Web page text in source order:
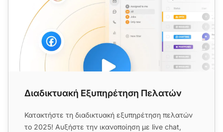
Διαδικτυακή Εξυπηρέτηση Πελατών
Κατακτήστε τη διαδικτυακή εξυπηρέτηση πελατών
το 2025! Αυξήστε την ικανοποίηση με live chat,